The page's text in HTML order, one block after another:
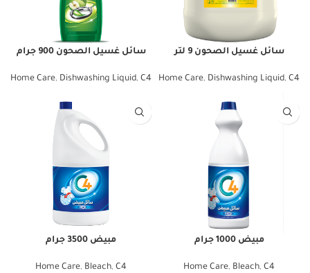
سائل غسيل الصحون 9 لتر
Home Care, Dishwashing Liquid, C4
سائل غسيل الصحون 900 جرام
Home Care, Dishwashing Liquid, C4
مبيض 1000 جرام
Home Care, Bleach, C4
مبيض 3500 جرام
Home Care, Bleach, C4